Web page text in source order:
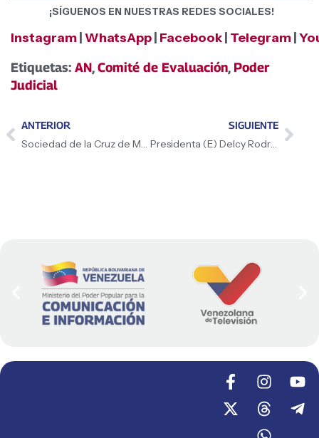
¡SÍGUENOS EN NUESTRAS REDES SOCIALES!
Instagram WhatsApp Facebook Telegram
Etiquetas: AN,Comité de Evaluación, Poder
Judicial
ANTERIOR
Sociedad de la Cruz de Mayo de San Agustín resaltó la diversidad y el arraigo familiar en la tradición
SIGUIENTE
Presidenta (E) Delcy Rodríguez ratificó mensaje de unión nacional durante peregrinación en Maracay